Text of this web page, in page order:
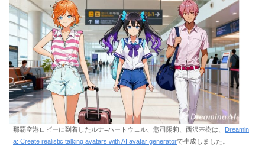
那覇空港ロビーに到着したルナ=ハートウェル、惣司陽莉、西沢基樹は、
Dreamin
a: Create realistic talking avatars with AI avatar generatorで生成しました。